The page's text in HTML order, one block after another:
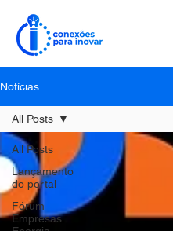
Notícias
All Posts
Lançamento
do portal
Fórum
Empresas
All Posts